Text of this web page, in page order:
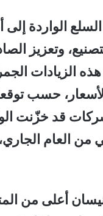
الواردة إلى
وتعزيز
هذه الزيادات
حسب
قد خزّنت
من العام
أعلى من